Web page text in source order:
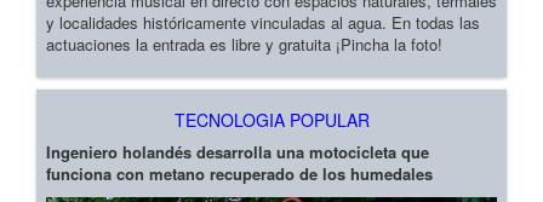
y localidades históricamente vinculadas al agua. En todas las
actuaciones la entrada es libre y gratuita ¡Pincha la foto!
TECNOLOGIA POPULAR
Ingeniero holandés desarrolla una motocicleta que
funciona con metano recuperado de los humedales